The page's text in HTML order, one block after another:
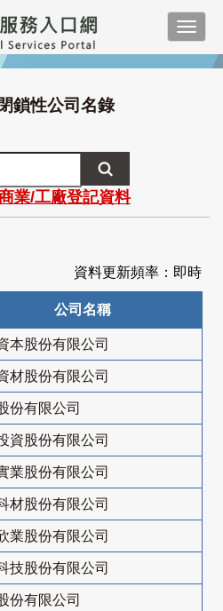
閉鎖性公司名錄
業/工廠登記資料
資料更新頻率：即時
公司名稱
本股份有限公司
材股份有限公司
份有限公司
資股份有限公司
業股份有限公司
材股份有限公司
業股份有限公司
技股份有限公司
份有限公司